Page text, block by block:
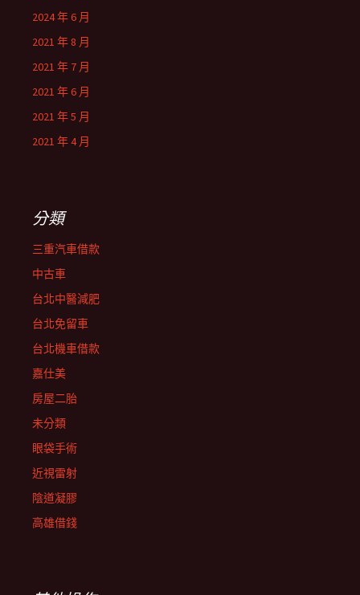
2024 年 6 月
2021 年 8 月
2021 年 7 月
2021 年 6 月
2021 年 5 月
2021 年 4 月
分類
三重汽車借款
中古車
台北中醫減肥
台北免留車
台北機車借款
嘉仕美
房屋二胎
未分類
眼袋手術
近視雷射
陰道凝膠
高雄借錢